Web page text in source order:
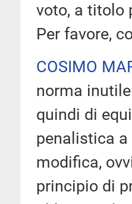
voto, a titolo
Per favore,
COSIMO
norma
quindi di
penalistica
modifica,
principio di